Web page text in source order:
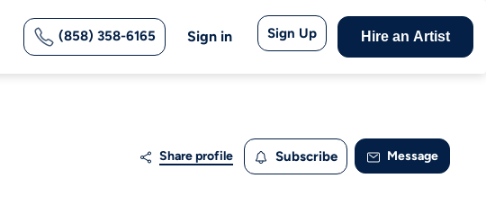
(858) 358-6165 Sign in Sign Up Hire an Artist
Share profile Subscribe Message